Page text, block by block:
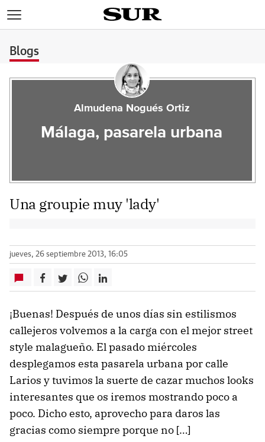
Blogs
Almudena Nogués Ortiz
Málaga, pasarela urbana
Una groupie muy 'lady'
jueves, 26 septiembre 2013, 16:05
¡Buenas! Después de unos días sin estilismos
callejeros volvemos a la carga con el mejor street
style malagueño. El pasado miércoles
desplegamos esta pasarela urbana por calle
Larios y tuvimos la suerte de cazar muchos looks
interesantes que os iremos mostrando poco a
poco. Dicho esto, aprovecho para daros las
gracias como siempre porque no […]